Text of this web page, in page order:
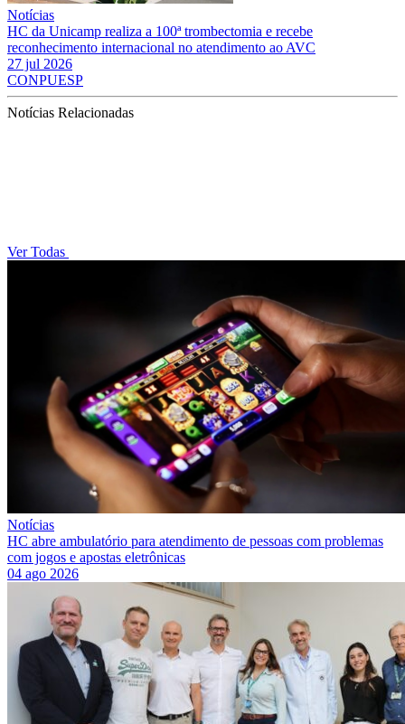
Notícias
HC da Unicamp realiza a 100ª trombectomia e recebe
reconhecimento internacional no atendimento ao AVC
27 jul 2026
CONPUESP
Notícias Relacionadas
Ver Todas
Notícias
HC abre ambulatório para atendimento de pessoas com problemas
com jogos e apostas eletrônicas
04 ago 2026